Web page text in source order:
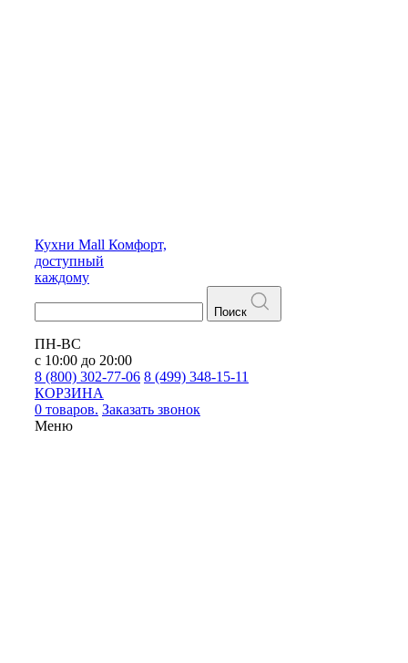
Кухни Mall Комфорт,
доступный
каждому
Поиск
ПН-ВС
с 10:00 до 20:00
8 (800) 302-77-06 8 (499) 348-15-11
КОРЗИНА
0 товаров. Заказать звонок
Меню